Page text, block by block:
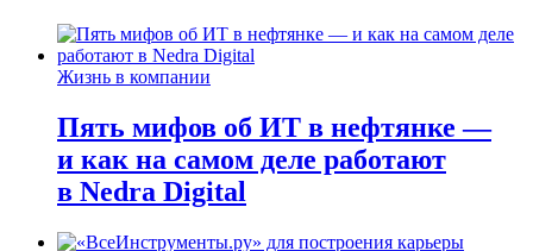
Жизнь в компании
Пять мифов об ИТ в нефтянке —
и как на самом деле работают
в Nedra Digital